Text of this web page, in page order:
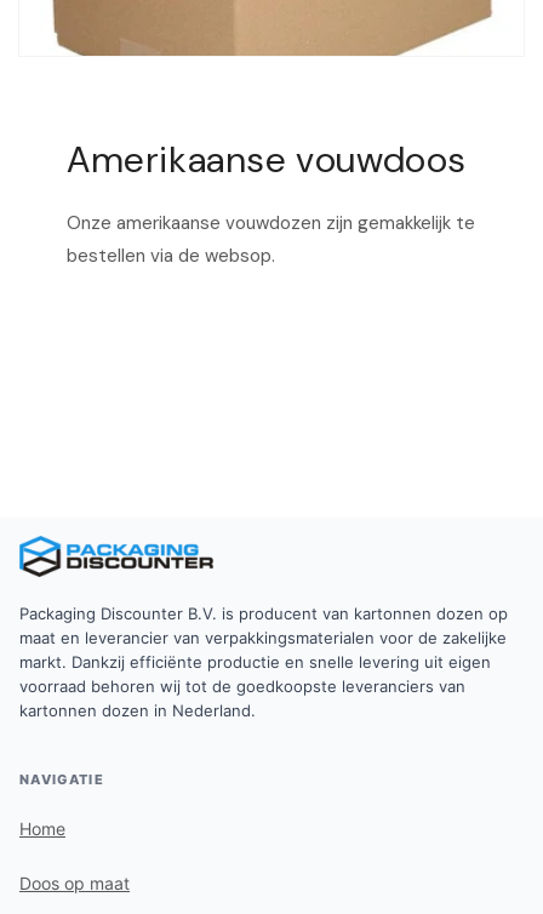
Amerikaanse vouwdoos
Onze amerikaanse vouwdozen zijn gemakkelijk te
bestellen via de websop.
Packaging Discounter B.V. is producent van kartonnen dozen op
maat en leverancier van verpakkingsmaterialen voor de zakelijke
markt. Dankzij efficiënte productie en snelle levering uit eigen
voorraad behoren wij tot de goedkoopste leveranciers van
kartonnen dozen in Nederland.
NAVIGATIE
Home
Doos op maat